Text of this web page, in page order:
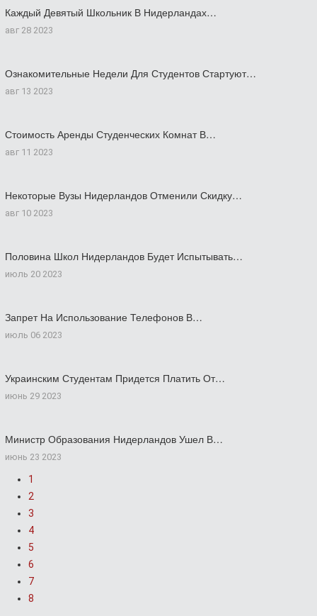
Каждый Девятый Школьник В Нидерландах…
авг 28 2023
Ознакомительные Недели Для Студентов Стартуют…
авг 13 2023
Стоимость Аренды Студенческих Комнат В…
авг 11 2023
Некоторые Вузы Нидерландов Отменили Скидку…
авг 10 2023
Половина Школ Нидерландов Будет Испытывать…
июль 20 2023
Запрет На Использование Телефонов В…
июль 06 2023
Украинским Студентам Придется Платить От…
июнь 29 2023
Министр Образования Нидерландов Ушел В…
июнь 23 2023
1
2
3
4
5
6
7
8